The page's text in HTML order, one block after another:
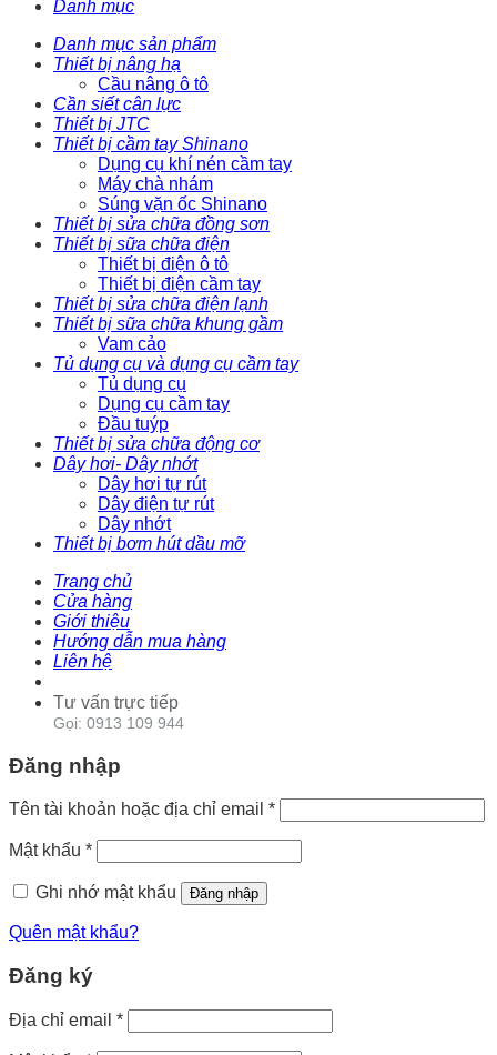
Danh mục
Danh mục sản phẩm
Thiết bị nâng hạ
Cầu nâng ô tô
Cần siết cân lực
Thiết bị JTC
Thiết bị cầm tay Shinano
Dụng cụ khí nén cầm tay
Máy chà nhám
Súng vặn ốc Shinano
Thiết bị sửa chữa đồng sơn
Thiết bị sữa chữa điện
Thiết bị điện ô tô
Thiết bị điện cầm tay
Thiết bị sửa chữa điện lạnh
Thiết bị sữa chữa khung gầm
Vam cảo
Tủ dụng cụ và dụng cụ cầm tay
Tủ dụng cụ
Dụng cụ cầm tay
Đầu tuýp
Thiết bị sửa chữa động cơ
Dây hơi- Dây nhớt
Dây hơi tự rút
Dây điện tự rút
Dây nhớt
Thiết bị bơm hút dầu mỡ
Trang chủ
Cửa hàng
Giới thiệu
Hướng dẫn mua hàng
Liên hệ
Tư vấn trực tiếp
Gọi: 0913 109 944
Đăng nhập
Tên tài khoản hoặc địa chỉ email *
Mật khẩu *
Ghi nhớ mật khẩu Đăng nhập
Quên mật khẩu?
Đăng ký
Địa chỉ email *